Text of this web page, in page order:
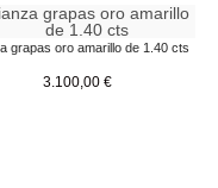
grapas oro amarillo de 1.40 cts
3.100,00 €